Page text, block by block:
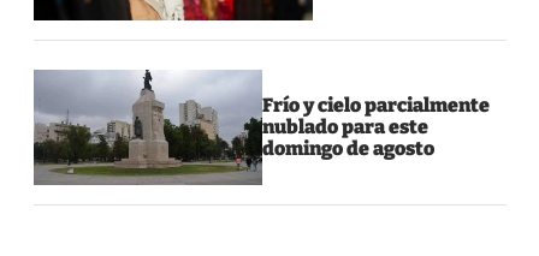
Frío y cielo parcialmente
nublado para este
domingo de agosto